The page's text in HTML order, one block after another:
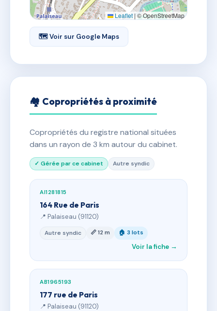
Leaflet | © OpenStreetMap
🗺 Voir sur Google Maps
🏘 Copropriétés à proximité
Copropriétés du registre national situées
dans un rayon de 3 km autour du cabinet.
✓ Gérée par ce cabinet Autre syndic
AI1281815
164 Rue de Paris
📍 Palaiseau (91120)
Autre syndic 📏 12 m 🏠 3 lots
Voir la fiche →
AB1965193
177 rue de Paris
📍 Palaiseau (91120)